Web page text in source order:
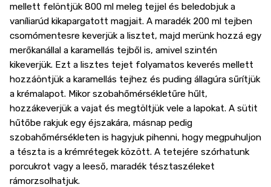
mellett felöntjük 800 ml meleg tejjel és beledobjuk a
vaníliarúd kikapargatott magjait. A maradék 200 ml tejben
csomómentesre keverjük a lisztet, majd merünk hozzá egy
merőkanállal a karamellás tejből is, amivel szintén
kikeverjük. Ezt a lisztes tejet folyamatos keverés mellett
hozzáöntjük a karamellás tejhez és puding állagúra sűrítjük
a krémalapot. Mikor szobahőmérsékletűre hűlt,
hozzákeverjük a vajat és megtöltjük vele a lapokat. A sütit
hűtőbe rakjuk egy éjszakára, másnap pedig
szobahőmérsékleten is hagyjuk pihenni, hogy megpuhuljon
a tészta is a krémrétegek között. A tetejére szórhatunk
porcukrot vagy a leeső, maradék tésztaszéleket
rámorzsolhatjuk.